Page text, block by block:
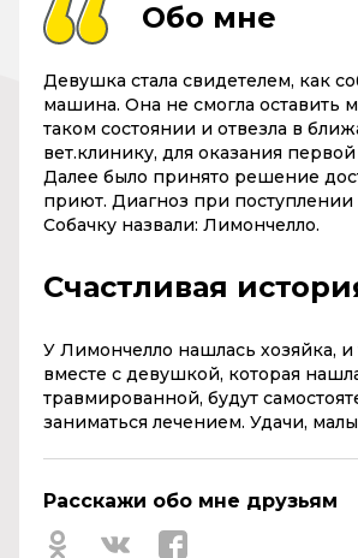
Обо мне
Девушка стала свидетелем, как
машина. Она не смогла оставить
таком состоянии и отвезла в
вет.клинику, для оказания
Далее было принято решение
приют. Диагноз при поступлении
Собачку назвали: Лимончелло.
Счастливая
У Лимончелло нашлась хозяйка,
вместе с девушкой, которая
травмированной, будут
заниматься лечением. Удачи,
Расскажи обо мне друзьям